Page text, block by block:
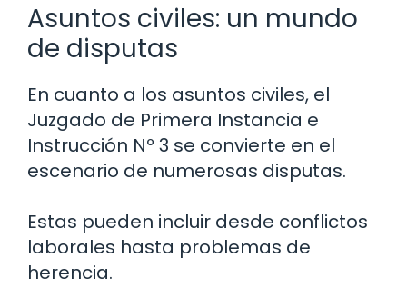
Asuntos civiles: un mundo
de disputas
En cuanto a los asuntos civiles, el
Juzgado de Primera Instancia e
Instrucción Nº 3 se convierte en el
escenario de numerosas disputas.
Estas pueden incluir desde conflictos
laborales hasta problemas de
herencia.